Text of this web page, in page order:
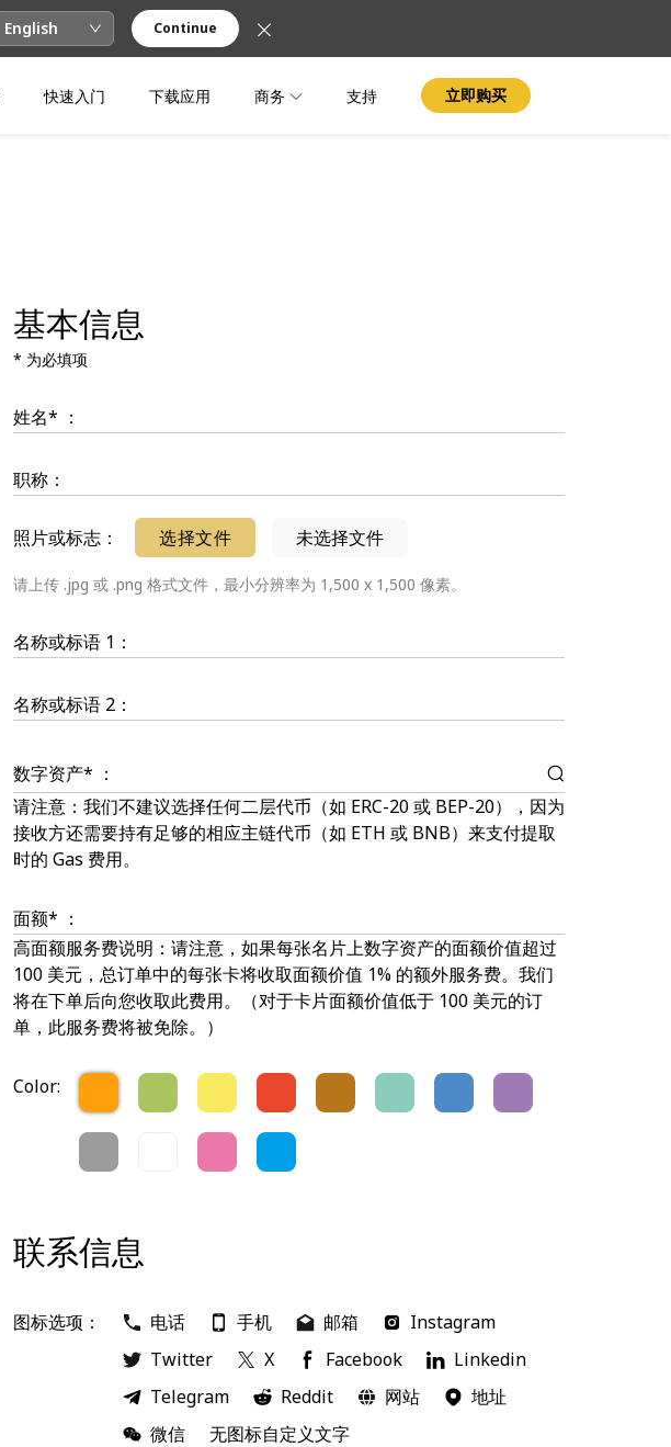
English Continue
快速入门 下载应用 商务 支持 立即购买
基本信息
* 为必填项
姓名* ：
职称：
照片或标志： 选择文件 未选择文件
请上传 .jpg 或 .png 格式文件，最小分辨率为 1,500 x 1,500 像素。
名称或标语 1：
名称或标语 2：
数字资产* ：
请注意：我们不建议选择任何二层代币（如 ERC-20 或 BEP-20），因为
接收方还需要持有足够的相应主链代币（如 ETH 或 BNB）来支付提取
时的 Gas 费用。
面额* ：
高面额服务费说明：请注意，如果每张名片上数字资产的面额价值超过
100 美元，总订单中的每张卡将收取面额价值 1% 的额外服务费。我们
将在下单后向您收取此费用。（对于卡片面额价值低于 100 美元的订
单，此服务费将被免除。）
Color:
联系信息
图标选项： 电话 手机 邮箱
Instagram
Twitter
X Facebook
Linkedin
Telegram
Reddit 网站
地址
微信
无图标自定义文字